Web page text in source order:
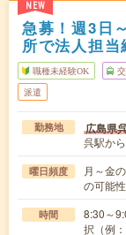
NEW
急募！週3日
所で法人担
職種未経験OK
派遣
勤務地 広島県
呉駅か
曜日頻度
月～金
の可能
時間
8:30～
択（例